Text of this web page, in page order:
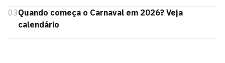
03Quando começa o Carnaval em 2026? Veja
calendário